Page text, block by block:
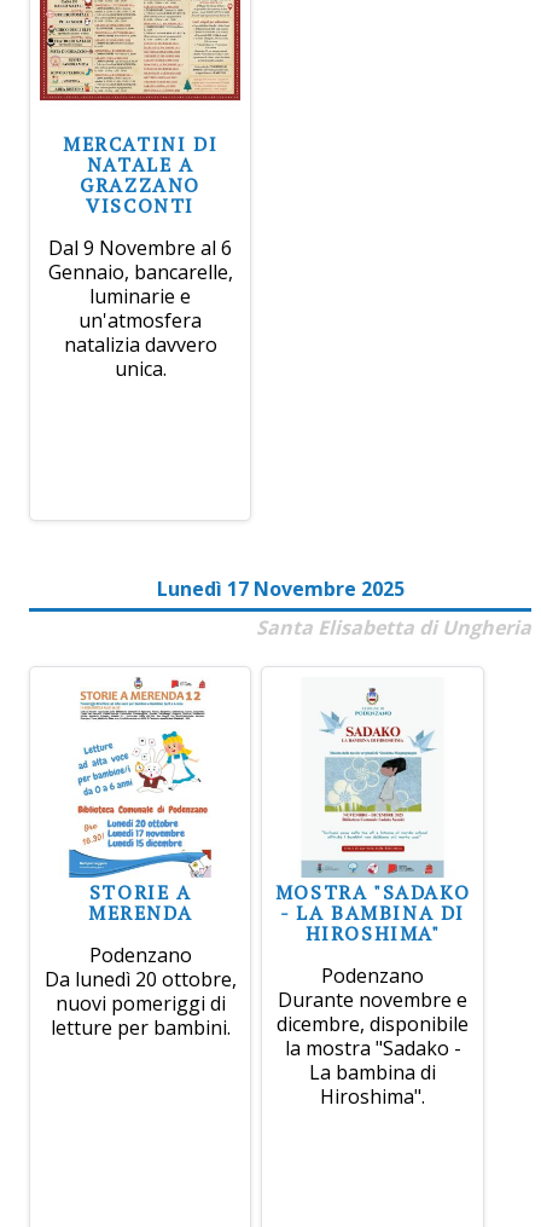
MERCATINI DI
NATALE A
GRAZZANO
VISCONTI
Dal 9 Novembre al 6
Gennaio, bancarelle,
luminarie e
un'atmosfera
natalizia davvero
unica.
Lunedì 17 Novembre 2025
Santa Elisabetta di Ungheria
STORIE A
MERENDA
Podenzano
Da lunedì 20 ottobre,
nuovi pomeriggi di
letture per bambini.
MOSTRA "SADAKO
- LA BAMBINA DI
HIROSHIMA"
Podenzano
Durante novembre e
dicembre, disponibile
la mostra "Sadako -
La bambina di
Hiroshima".